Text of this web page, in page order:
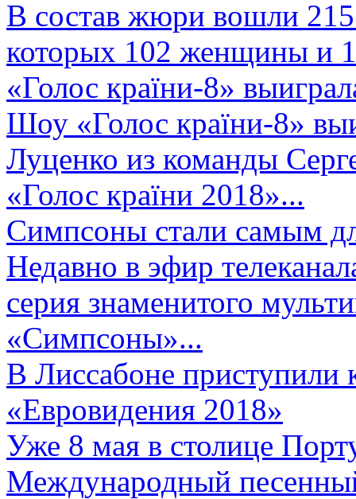
В состав жюри вошли 215
которых 102 женщины и
«Голос країни-8»
Шоу «Голос країни-8»
Луценко из команды
«Голос країни 2018»...
Симпсоны стали самым
Недавно в эфир
серия знаменитого
«Симпсоны»...
В Лиссабоне приступили
«Евровидения 2018»
Уже 8 мая в столице
Международный